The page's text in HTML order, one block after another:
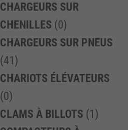
CHARGEURS SUR
CHENILLES (0)
CHARGEURS SUR PNEUS
(41)
CHARIOTS ÉLÉVATEURS
(0)
CLAMS À BILLOTS (1)